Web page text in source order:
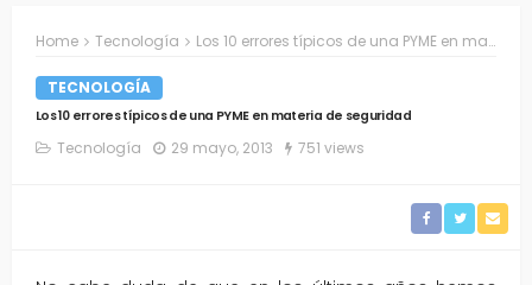
Home Tecnología Los 10 errores típicos de una PYME en materia de seguridad
TECNOLOGÍA
Los 10 errores típicos de una PYME en materia de seguridad
Tecnología 29 mayo, 2013 751 views